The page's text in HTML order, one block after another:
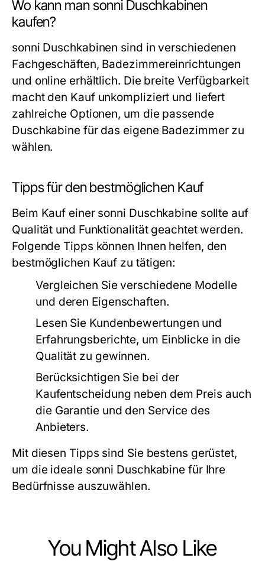
Wo kann man sonni Duschkabinen
kaufen?
sonni Duschkabinen sind in verschiedenen
Fachgeschäften, Badezimmereinrichtungen
und online erhältlich. Die breite Verfügbarkeit
macht den Kauf unkompliziert und liefert
zahlreiche Optionen, um die passende
Duschkabine für das eigene Badezimmer zu
wählen.
Tipps für den bestmöglichen Kauf
Beim Kauf einer sonni Duschkabine sollte auf
Qualität und Funktionalität geachtet werden.
Folgende Tipps können Ihnen helfen, den
bestmöglichen Kauf zu tätigen:
Vergleichen Sie verschiedene Modelle
und deren Eigenschaften.
Lesen Sie Kundenbewertungen und
Erfahrungsberichte, um Einblicke in die
Qualität zu gewinnen.
Berücksichtigen Sie bei der
Kaufentscheidung neben dem Preis auch
die Garantie und den Service des
Anbieters.
Mit diesen Tipps sind Sie bestens gerüstet,
um die ideale sonni Duschkabine für Ihre
Bedürfnisse auszuwählen.
You Might Also Like